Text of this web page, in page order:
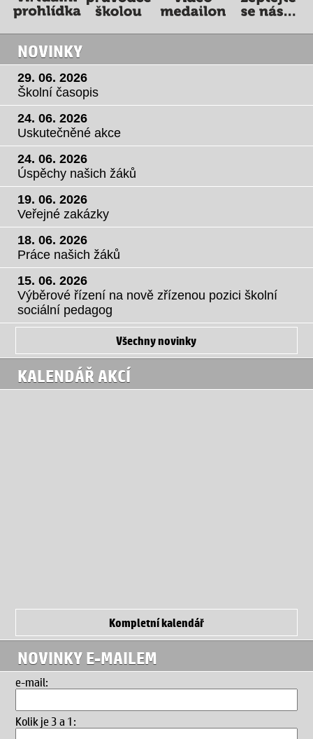
NOVINKY
29. 06. 2026
Školní časopis
24. 06. 2026
Uskutečněné akce
24. 06. 2026
Úspěchy našich žáků
19. 06. 2026
Veřejné zakázky
18. 06. 2026
Práce našich žáků
15. 06. 2026
Výběrové řízení na nově zřízenou pozici školní
sociální pedagog
Všechny novinky
KALENDÁŘ AKCÍ
Kompletní kalendář
NOVINKY E-MAILEM
e-mail:
Kolik je 3 a 1 :